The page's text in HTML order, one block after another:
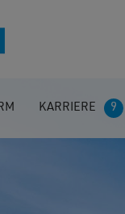
KARRIERE 9